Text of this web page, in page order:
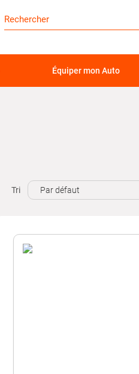
Équiper mon Auto
Tri Par défaut